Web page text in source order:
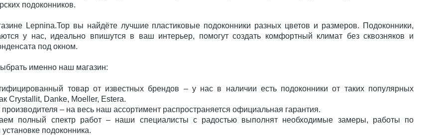
подоконников.
Lepnina.Top вы найдёте лучшие пластиковые подоконники разных цветов и размеров. Подоконники,
у нас, идеально впишутся в ваш интерьер, помогут создать комфортный климат без сквозняков и
под окном.
именно наш магазин:
товар от известных брендов – у нас в наличии есть подоконники от таких популярных
Crystallit, Danke, Moeller, Estera.
производителя – на весь наш ассортимент распространяется официальная гарантия.
полный спектр работ – наши специалисты с радостью выполнят необходимые замеры, работы по
установке подоконника.